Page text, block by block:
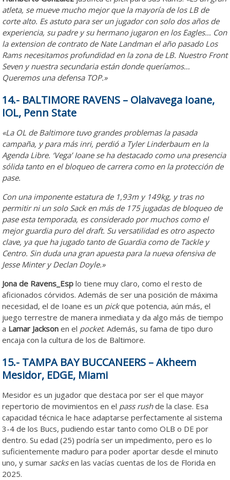
atleta, se mueve mucho mejor que la mayoría de los LB de
corte alto. Es astuto para ser un jugador con solo dos años de
experiencia, su padre y su hermano jugaron en los Eagles… Con
la extension de contrato de Nate Landman el año pasado Los
Rams necesitamos profundidad en la zona de LB. Nuestro Front
Seven y nuestra secundaria están donde queríamos…
Queremos una defensa TOP.»
14.- BALTIMORE RAVENS – Olaivavega Ioane,
IOL, Penn State
«La OL de Baltimore tuvo grandes problemas la pasada
campaña, y para más inri, perdió a Tyler Linderbaum en la
Agenda Libre. ‘Vega’ Ioane se ha destacado como una presencia
sólida tanto en el bloqueo de carrera como en la protección de
pase.
Con una imponente estatura de 1,93m y 149kg, y tras no
permitir ni un solo Sack en más de 175 jugadas de bloqueo de
pase esta temporada, es considerado por muchos como el
mejor guardia puro del draft. Su versatilidad es otro aspecto
clave, ya que ha jugado tanto de Guardia como de Tackle y
Centro. Sin duda una gran apuesta para la nueva ofensiva de
Jesse Minter y Declan Doyle.»
Jona de Ravens_Esp lo tiene muy claro, como el resto de
aficionados córvidos. Además de ser una posición de máxima
necesidad, el de Ioane es un pickque potencia, aún más, el
juego terrestre de manera inmediata y da algo más de tiempo
a Lamar Jackson en el pocket. Además, su fama de tipo duro
encaja con la cultura de los de Baltimore.
15.- TAMPA BAY BUCCANEERS – Akheem
Mesidor, EDGE, Miami
Mesidor es un jugador que destaca por ser el que mayor
repertorio de movimientos en el pass rushde la clase. Esa
capacidad técnica le hace adaptarse perfectamente al sistema
3-4 de los Bucs, pudiendo estar tanto como OLB o DE por
dentro. Su edad (25) podría ser un impedimento, pero es lo
suficientemente maduro para poder aportar desde el minuto
uno, y sumar sacksen las vacías cuentas de los de Florida en
2025.